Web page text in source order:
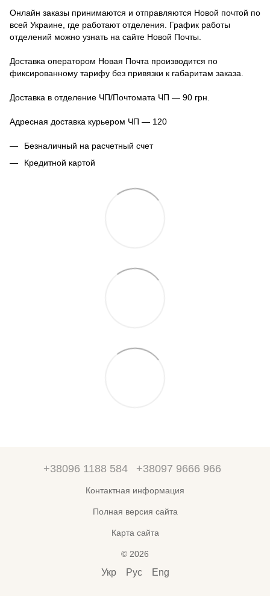
Онлайн заказы принимаются и отправляются Новой почтой по
всей Украине, где работают отделения. График работы
отделений можно узнать на сайте Новой Почты.
Доставка оператором Новая Почта производится по
фиксированному тарифу без привязки к габаритам заказа.
Доставка в отделение ЧП/Почтомата ЧП — 90 грн.
Адресная доставка курьером ЧП — 120
Безналичный на расчетный счет
Кредитной картой
+38096 1188 584 +38097 9666 966
Контактная информация
Полная версия сайта
Карта сайта
© 2026
Укр Рус Eng